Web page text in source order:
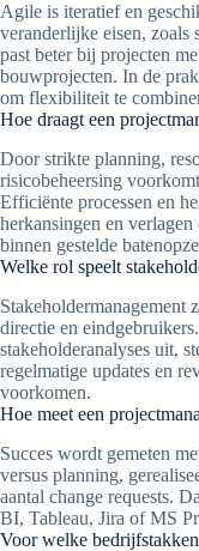
Agile is iteratief en
veranderlijke eisen,
past beter bij projecten
bouwprojecten. In de
om flexibiliteit te
Hoe draagt een
Door strikte planning,
risicobeheersing
Efficiënte processen en
herkansingen en
binnen gestelde
Welke rol speelt
Stakeholdermanagement
directie en
stakeholderanalyses uit,
regelmatige updates en
voorkomen.
Hoe meet een
Succes wordt gemeten
versus planning,
aantal change requests.
BI, Tableau, Jira of MS
Voor welke